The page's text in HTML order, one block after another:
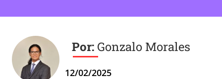
Gonzalo Morales
12/02/2025